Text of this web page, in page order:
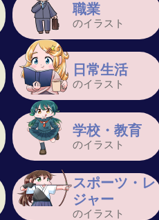
職業
のイラスト
日常生活
のイラスト
学校・教育
のイラスト
スポーツ・レ
ジャー
のイラスト